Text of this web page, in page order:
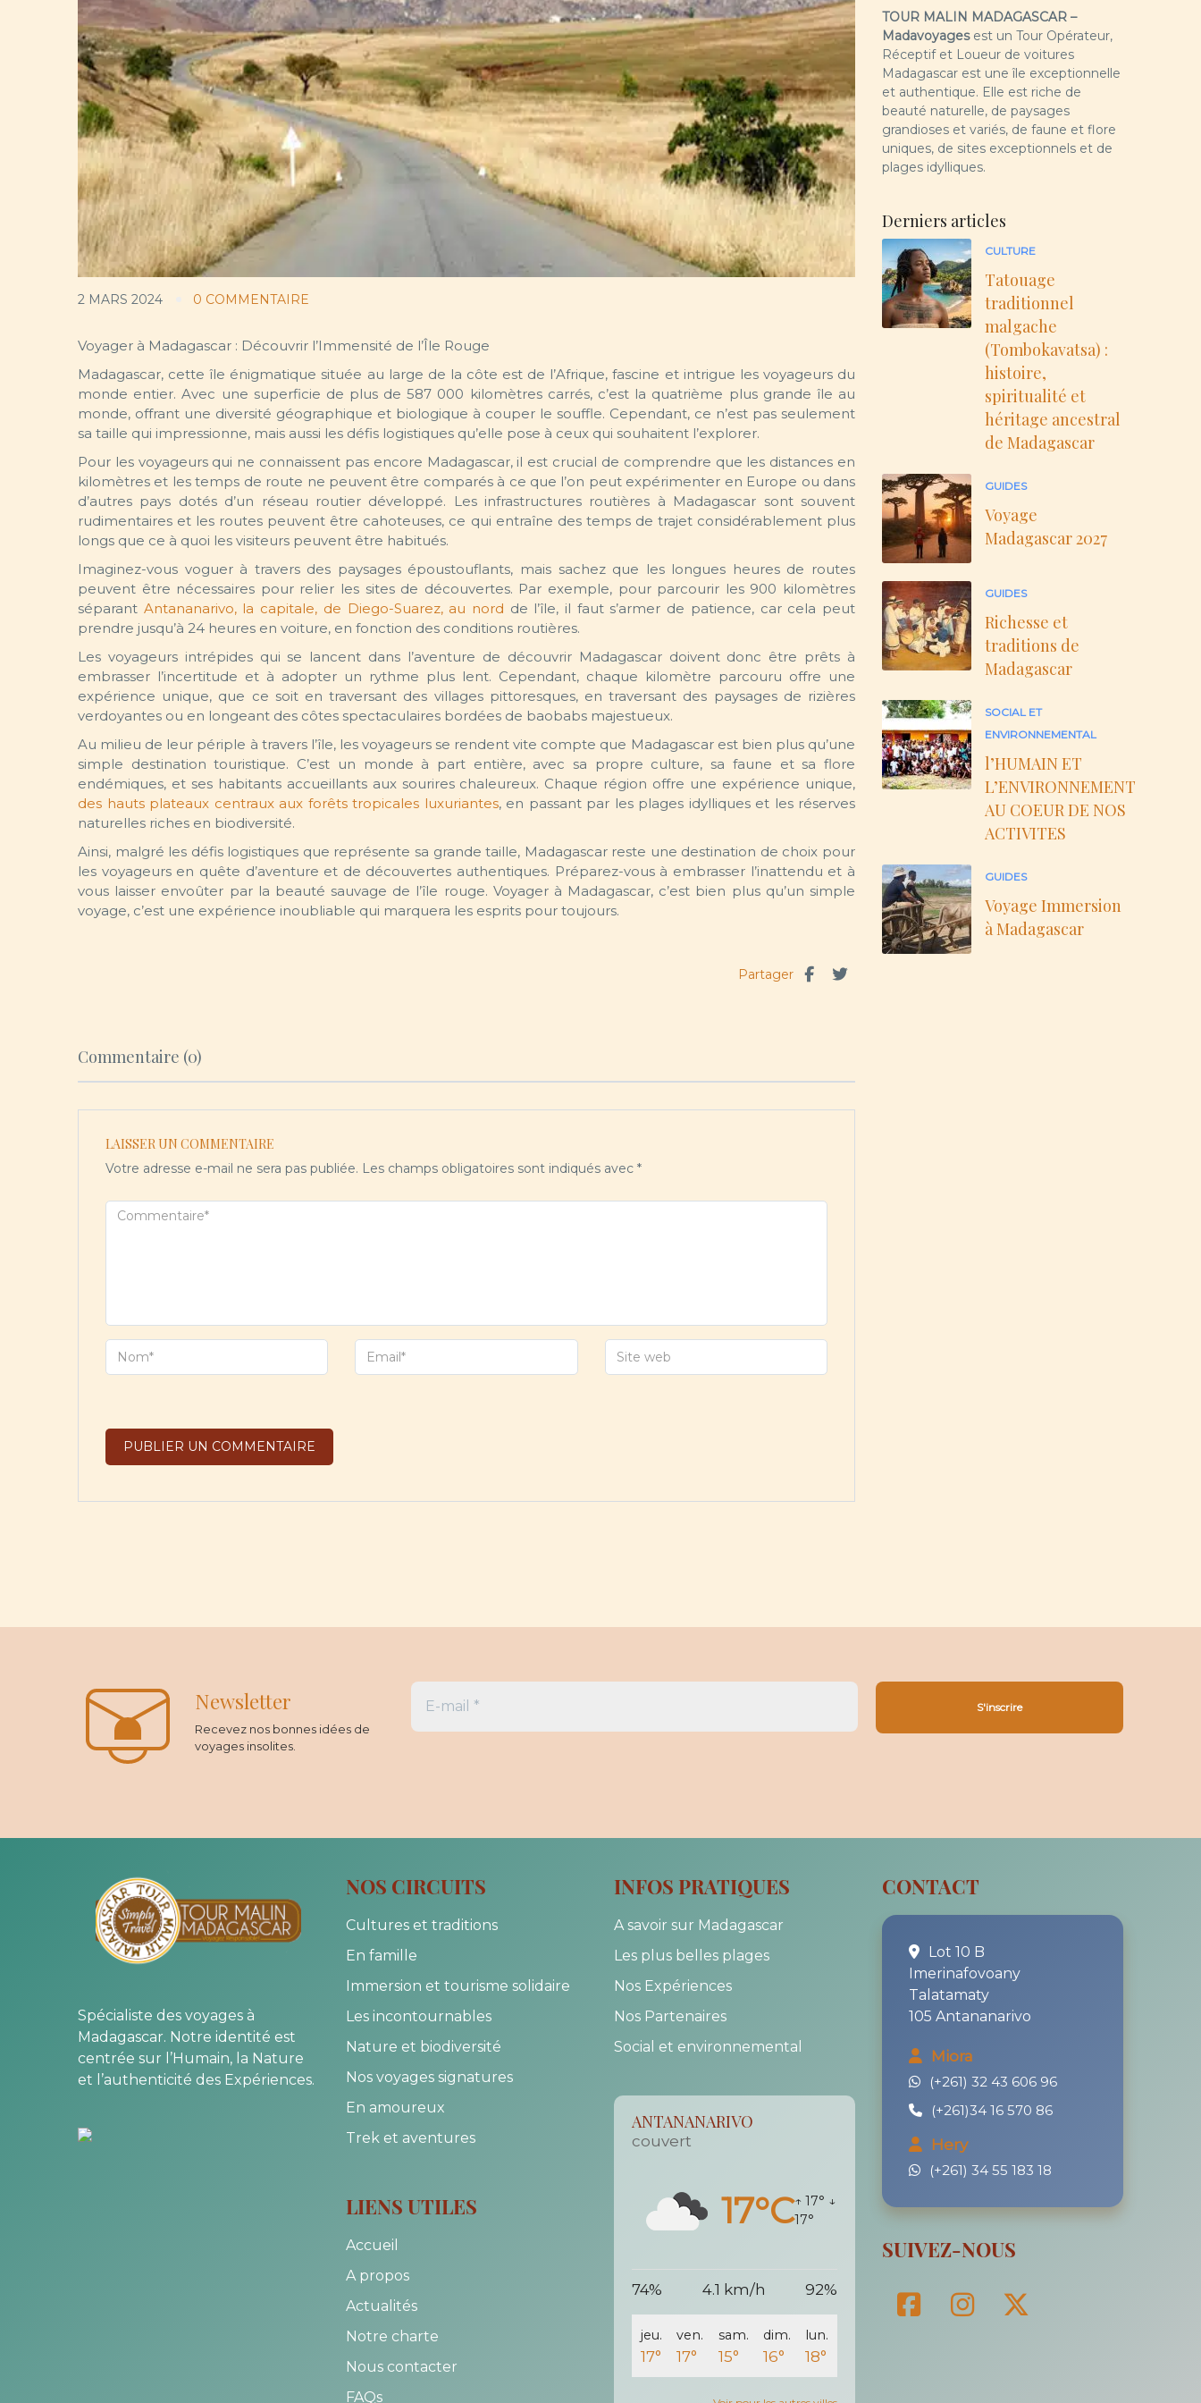
2 MARS 2024 0 COMMENTAIRE
Voyager à Madagascar : Découvrir l’Immensité de l’Île Rouge
Madagascar, cette île énigmatique située au large de la côte est de l’Afrique, fascine et intrigue les voyageurs du
monde entier. Avec une superficie de plus de 587 000 kilomètres carrés, c’est la quatrième plus grande île au
monde, offrant une diversité géographique et biologique à couper le souffle. Cependant, ce n’est pas seulement
sa taille qui impressionne, mais aussi les défis logistiques qu’elle pose à ceux qui souhaitent l’explorer.
Pour les voyageurs qui ne connaissent pas encore Madagascar, il est crucial de comprendre que les distances en
kilomètres et les temps de route ne peuvent être comparés à ce que l’on peut expérimenter en Europe ou dans
d’autres pays dotés d’un réseau routier développé. Les infrastructures routières à Madagascar sont souvent
rudimentaires et les routes peuvent être cahoteuses, ce qui entraîne des temps de trajet considérablement plus
longs que ce à quoi les visiteurs peuvent être habitués.
Imaginez-vous voguer à travers des paysages époustouflants, mais sachez que les longues heures de routes
peuvent être nécessaires pour relier les sites de découvertes. Par exemple, pour parcourir les 900 kilomètres
séparant Antananarivo, la capitale, de Diego-Suarez, au nord de l’île, il faut s’armer de patience, car cela peut
prendre jusqu’à 24 heures en voiture, en fonction des conditions routières.
Les voyageurs intrépides qui se lancent dans l’aventure de découvrir Madagascar doivent donc être prêts à
embrasser l’incertitude et à adopter un rythme plus lent. Cependant, chaque kilomètre parcouru offre une
expérience unique, que ce soit en traversant des villages pittoresques, en traversant des paysages de rizières
verdoyantes ou en longeant des côtes spectaculaires bordées de baobabs majestueux.
Au milieu de leur périple à travers l’île, les voyageurs se rendent vite compte que Madagascar est bien plus qu’une
simple destination touristique. C’est un monde à part entière, avec sa propre culture, sa faune et sa flore
endémiques, et ses habitants accueillants aux sourires chaleureux. Chaque région offre une expérience unique,
des hauts plateaux centraux aux forêts tropicales luxuriantes, en passant par les plages idylliques et les réserves
naturelles riches en biodiversité.
Ainsi, malgré les défis logistiques que représente sa grande taille, Madagascar reste une destination de choix pour
les voyageurs en quête d’aventure et de découvertes authentiques. Préparez-vous à embrasser l’inattendu et à
vous laisser envoûter par la beauté sauvage de l’île rouge. Voyager à Madagascar, c’est bien plus qu’un simple
voyage, c’est une expérience inoubliable qui marquera les esprits pour toujours.
Partager
Commentaire (0)
LAISSER UN COMMENTAIRE
Votre adresse e-mail ne sera pas publiée. Les champs obligatoires sont indiqués avec *
TOUR MALIN MADAGASCAR –
Madavoyagesest un Tour Opérateur,
Réceptif et Loueur de voitures
Madagascar est une île exceptionnelle
et authentique. Elle est riche de
beauté naturelle, de paysages
grandioses et variés, de faune et flore
uniques, de sites exceptionnels et de
plages idylliques.
Derniers articles
CULTURE
Tatouage
traditionnel
malgache
(Tombokavatsa) :
histoire,
spiritualité et
héritage ancestral
de Madagascar
GUIDES
Voyage
Madagascar 2027
GUIDES
Richesse et
traditions de
Madagascar
SOCIAL ET
ENVIRONNEMENTAL
l’HUMAIN ET
L’ENVIRONNEMENT
AU COEUR DE NOS
ACTIVITES
GUIDES
Voyage Immersion
à Madagascar
Newsletter
Recevez nos bonnes idées de
voyages insolites.
Spécialiste des voyages à
Madagascar. Notre identité est
centrée sur l’Humain, la Nature
et l’authenticité des Expériences.
NOS CIRCUITS
Cultures et traditions
En famille
Immersion et tourisme solidaire
Les incontournables
Nature et biodiversité
Nos voyages signatures
En amoureux
Trek et aventures
LIENS UTILES
Accueil
A propos
Actualités
Notre charte
Nous contacter
FAQs
INFOS PRATIQUES
A savoir sur Madagascar
Les plus belles plages
Nos Expériences
Nos Partenaires
Social et environnemental
ANTANANARIVO
couvert
17°C↑ 17° ↓
17°
74% 4.1 km/h 92%
jeu.
17°
ven.
17°
sam.
15°
dim.
16°
lun.
18°
CONTACT
Lot 10 B
Imerinafovoany
Talatamaty
105 Antananarivo
Miora
(+261) 32 43 606 96
(+261)34 16 570 86
Hery
(+261) 34 55 183 18
SUIVEZ-NOUS